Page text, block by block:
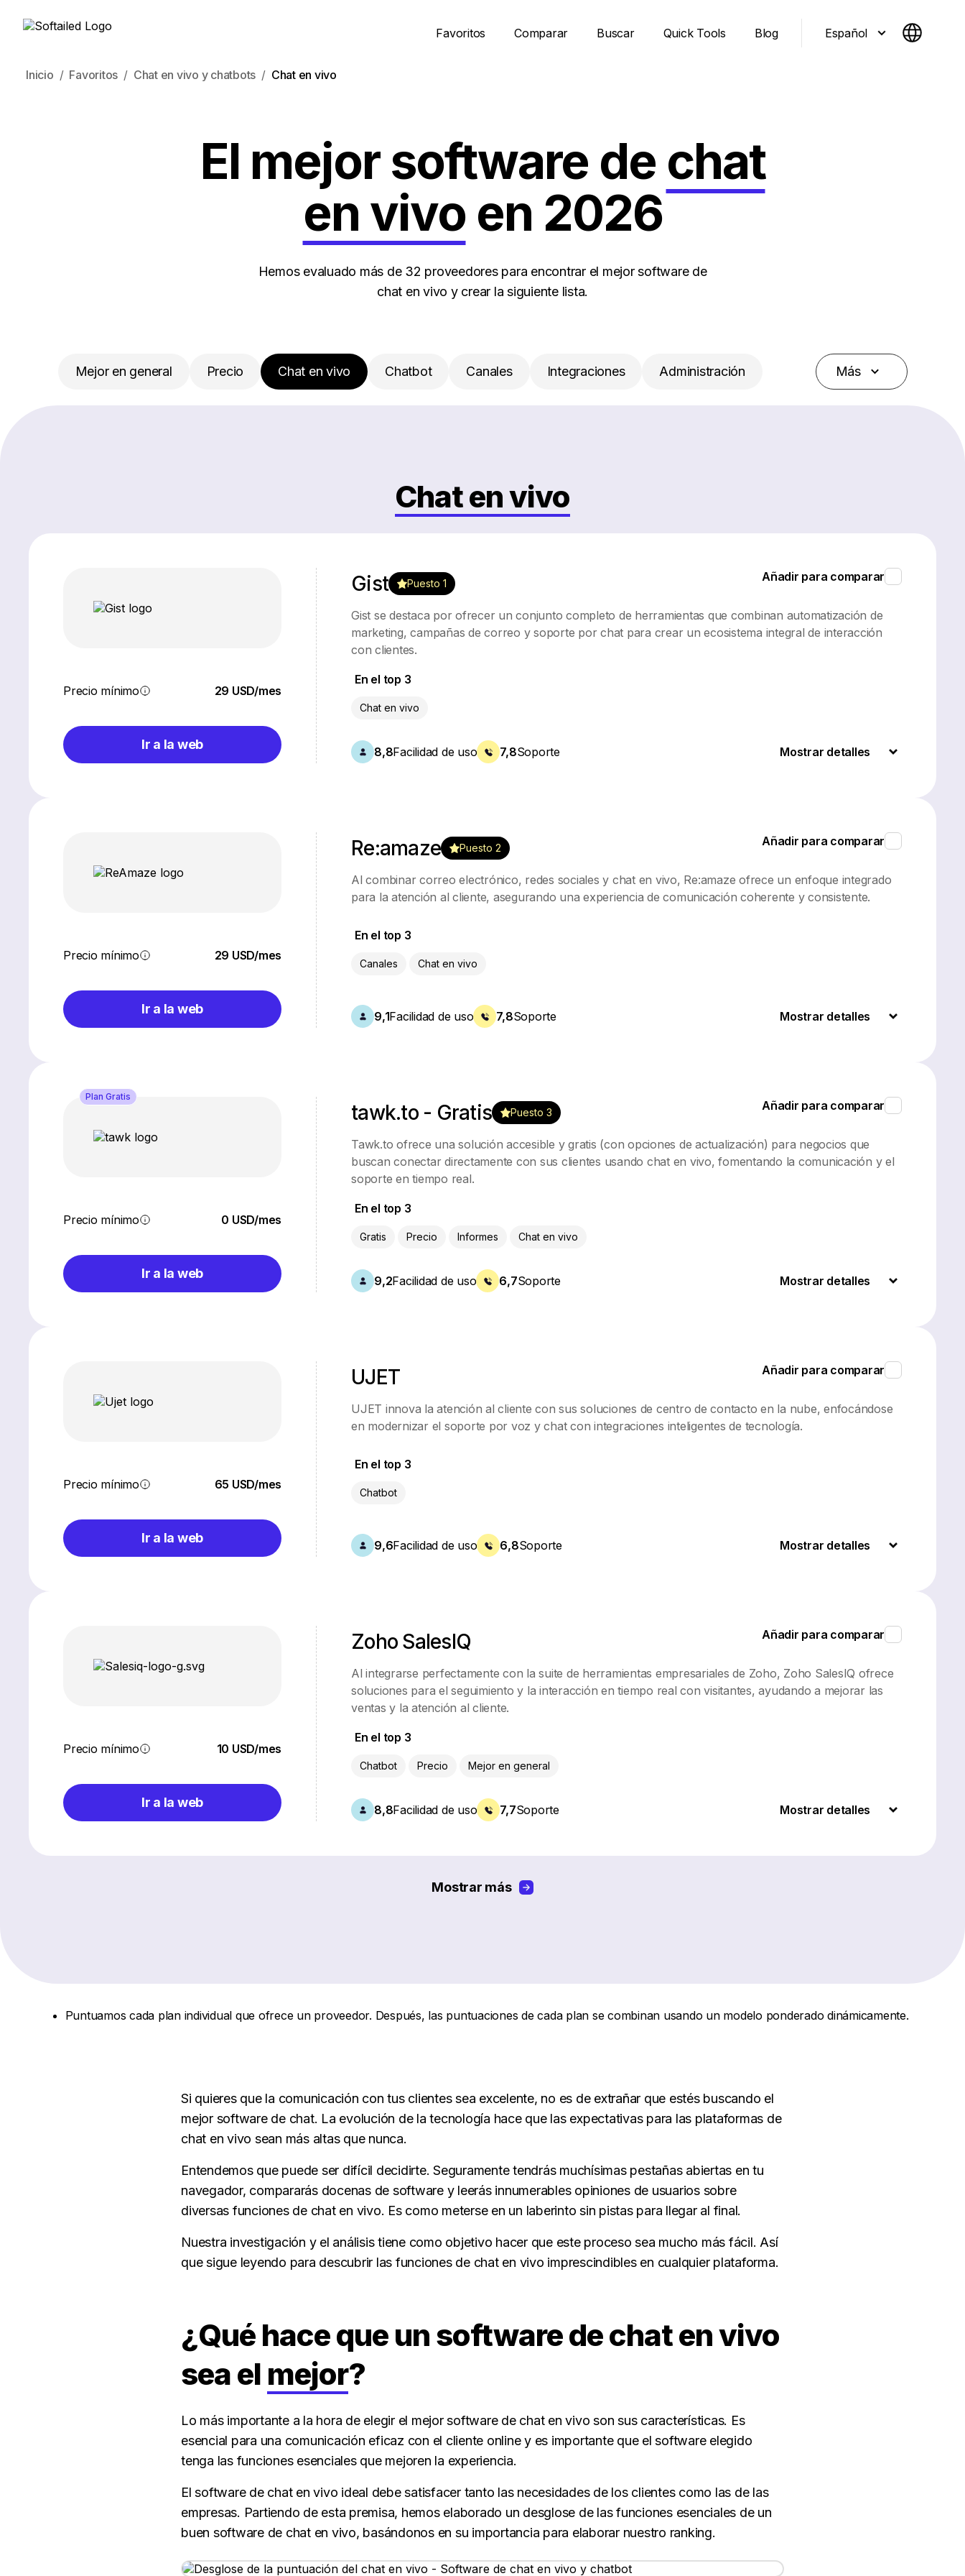
Favoritos Comparar Buscar Quick Tools Blog Español
Inicio Favoritos Chat en vivo y chatbots Chat en vivo
El mejor software de chat
en vivoen 2026
Hemos evaluado más de 32 proveedores para encontrar el mejor software de
chat en vivo y crear la siguiente lista.
Mejor en general Precio Chat en vivo Chatbot Canales Integraciones Administración Más
Chat en vivo
Precio mínimo 29 USD/mes
Ir a la web
Gist Puesto 1 Añadir para comparar
Gist se destaca por ofrecer un conjunto completo de herramientas que combinan automatización de
marketing, campañas de correo y soporte por chat para crear un ecosistema integral de interacción
con clientes.
En el top 3
Chat en vivo
8,8Facilidad de uso 7,8Soporte Mostrar detalles
Precio mínimo 29 USD/mes
Ir a la web
Re:amaze Puesto 2 Añadir para comparar
Al combinar correo electrónico, redes sociales y chat en vivo, Re:amaze ofrece un enfoque integrado
para la atención al cliente, asegurando una experiencia de comunicación coherente y consistente.
En el top 3
Canales Chat en vivo
9,1Facilidad de uso 7,8Soporte Mostrar detalles
Plan Gratis
Precio mínimo 0 USD/mes
Ir a la web
tawk.to - Gratis Puesto 3 Añadir para comparar
Tawk.to ofrece una solución accesible y gratis (con opciones de actualización) para negocios que
buscan conectar directamente con sus clientes usando chat en vivo, fomentando la comunicación y el
soporte en tiempo real.
En el top 3
Gratis Precio Informes Chat en vivo
9,2Facilidad de uso 6,7Soporte Mostrar detalles
Precio mínimo 65 USD/mes
Ir a la web
UJET Añadir para comparar
UJET innova la atención al cliente con sus soluciones de centro de contacto en la nube, enfocándose
en modernizar el soporte por voz y chat con integraciones inteligentes de tecnología.
En el top 3
Chatbot
9,6Facilidad de uso 6,8Soporte Mostrar detalles
Precio mínimo 10 USD/mes
Ir a la web
Zoho SalesIQ Añadir para comparar
Al integrarse perfectamente con la suite de herramientas empresariales de Zoho, Zoho SalesIQ ofrece
soluciones para el seguimiento y la interacción en tiempo real con visitantes, ayudando a mejorar las
ventas y la atención al cliente.
En el top 3
Chatbot Precio Mejor en general
8,8Facilidad de uso 7,7Soporte Mostrar detalles
Mostrar más
Puntuamos cada plan individual que ofrece un proveedor. Después, las puntuaciones de cada plan se combinan usando un modelo ponderado dinámicamente.
Si quieres que la comunicación con tus clientes sea excelente, no es de extrañar que estés buscando el
mejor software de chat. La evolución de la tecnología hace que las expectativas para las plataformas de
chat en vivo sean más altas que nunca.
Entendemos que puede ser difícil decidirte. Seguramente tendrás muchísimas pestañas abiertas en tu
navegador, compararás docenas de software y leerás innumerables opiniones de usuarios sobre
diversas funciones de chat en vivo. Es como meterse en un laberinto sin pistas para llegar al final.
Nuestra investigación y el análisis tiene como objetivo hacer que este proceso sea mucho más fácil. Así
que sigue leyendo para descubrir las funciones de chat en vivo imprescindibles en cualquier plataforma.
¿Qué hace que un software de chat en vivo
sea el mejor?
Lo más importante a la hora de elegir el mejor software de chat en vivo son sus características. Es
esencial para una comunicación eficaz con el cliente online y es importante que el software elegido
tenga las funciones esenciales que mejoren la experiencia.
El software de chat en vivo ideal debe satisfacer tanto las necesidades de los clientes como las de las
empresas. Partiendo de esta premisa, hemos elaborado un desglose de las funciones esenciales de un
buen software de chat en vivo, basándonos en su importancia para elaborar nuestro ranking.